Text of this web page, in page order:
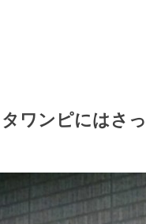
ワンピにはさ